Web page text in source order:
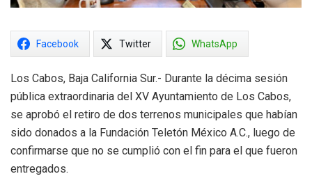
Facebook Twitter WhatsApp
Los Cabos, Baja California Sur.- Durante la décima sesión
pública extraordinaria del XV Ayuntamiento de Los Cabos,
se aprobó el retiro de dos terrenos municipales que habían
sido donados a la Fundación Teletón México A.C., luego de
confirmarse que no se cumplió con el fin para el que fueron
entregados.